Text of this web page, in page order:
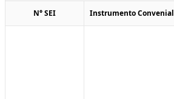
N° SEI Instrumento Convenial